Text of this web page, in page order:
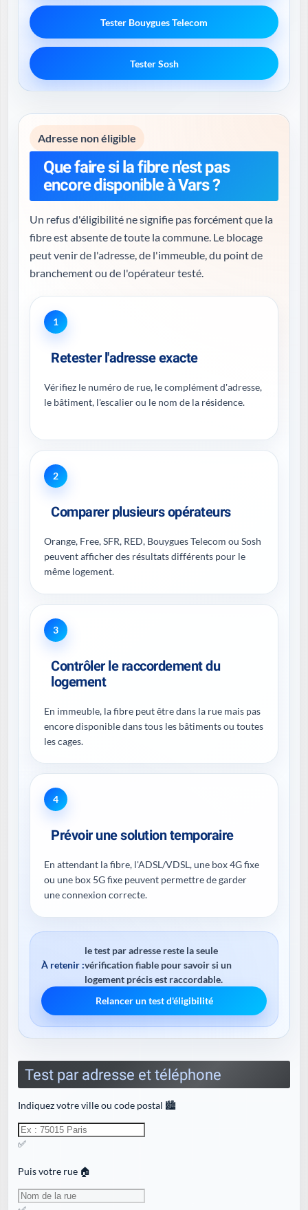
Tester Bouygues Telecom
Tester Sosh
Adresse non éligible
Que faire si la fibre n'est pas
encore disponible à Vars ?
Un refus d'éligibilité ne signifie pas forcément que la
fibre est absente de toute la commune. Le blocage
peut venir de l'adresse, de l'immeuble, du point de
branchement ou de l'opérateur testé.
1
Retester l'adresse exacte
Vérifiez le numéro de rue, le complément d'adresse,
le bâtiment, l'escalier ou le nom de la résidence.
2
Comparer plusieurs opérateurs
Orange, Free, SFR, RED, Bouygues Telecom ou Sosh
peuvent afficher des résultats différents pour le
même logement.
3
Contrôler le raccordement du
logement
En immeuble, la fibre peut être dans la rue mais pas
encore disponible dans tous les bâtiments ou toutes
les cages.
4
Prévoir une solution temporaire
En attendant la fibre, l'ADSL/VDSL, une box 4G fixe
ou une box 5G fixe peuvent permettre de garder
une connexion correcte.
À retenir :
le test par adresse reste la seule
vérification fiable pour savoir si un
logement précis est raccordable.
Relancer un test d'éligibilité
Test par adresse et téléphone
Indiquez votre ville ou code postal 🏙️
✅
Puis votre rue 🏠